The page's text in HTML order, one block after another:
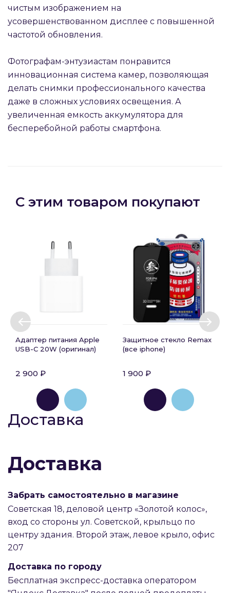
чистым изображением на
усовершенствованном дисплее с повышенной
частотой обновления.
Фотографам-энтузиастам понравится
инновационная система камер, позволяющая
делать снимки профессионального качества
даже в сложных условиях освещения. А
увеличенная емкость аккумулятора для
бесперебойной работы смартфона.
С этим товаром покупают
Адаптер питания Apple
USB-C 20W (оригинал)
2 900 ₽
Защитное стекло Remax
(все iphone)
1 900 ₽
Доставка
Доставка
Забрать самостоятельно в магазине
Советская 18, деловой центр «Золотой колос»,
вход со стороны ул. Советской, крыльцо по
центру здания. Второй этаж, левое крыло, офис
207
Доставка по городу
Бесплатная экспресс-доставка оператором